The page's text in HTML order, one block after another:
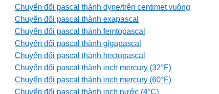
Chuyển đổi pascal thành dyne/trên centimet vuông
Chuyển đổi pascal thành exapascal
Chuyển đổi pascal thành femtopascal
Chuyển đổi pascal thành gigapascal
Chuyển đổi pascal thành hectopascal
Chuyển đổi pascal thành inch mercury (32°F)
Chuyển đổi pascal thành inch mercury (60°F)
Chuyển đổi pascal thành inch nước (4°C)